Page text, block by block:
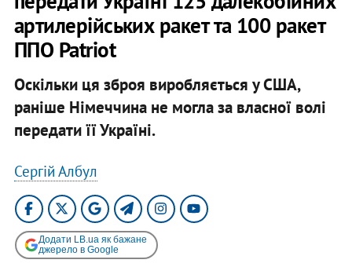
артилерійських ракет та 100 ракет
ППО Patriot
Оскільки ця зброя виробляється у США,
раніше Німеччина не могла за власної волі
передати її Україні.
Сергій Албул
Додати LB.ua як бажане
джерело в Google